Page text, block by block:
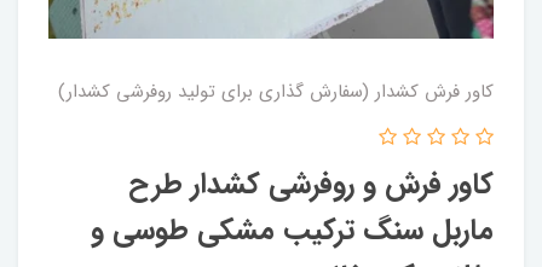
کاور فرش کشدار (سفارش گذاری برای تولید روفرشی کشدار)
کاور فرش و روفرشی کشدار طرح
ماربل سنگ ترکیب مشکی طوسی و